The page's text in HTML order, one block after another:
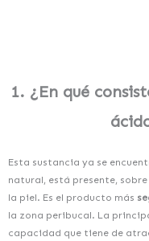
1. ¿En qué
Esta sustancia ya se
natural, está presente,
la piel. Es el producto más
la zona peribucal. La
capacidad que tiene de